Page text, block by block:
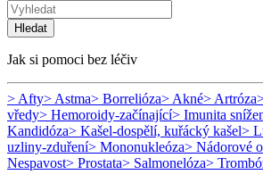
Hledat
Jak si pomoci bez léčiv
> Afty> Astma> Borrelióza> Akné> Artróza
vředy> Hemoroidy-začínající> Imunita
Kandidóza> Kašel-dospělí, kuřácký kašel>
uzliny-zduření> Mononukleóza> Nádorové
Nespavost> Prostata> Salmonelóza>